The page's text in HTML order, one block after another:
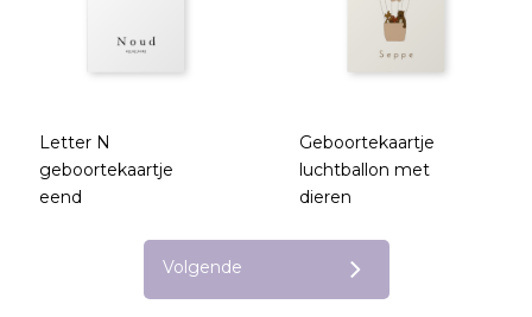
Letter N
geboortekaartje
eend
Geboortekaartje
luchtballon met
dieren
Volgende